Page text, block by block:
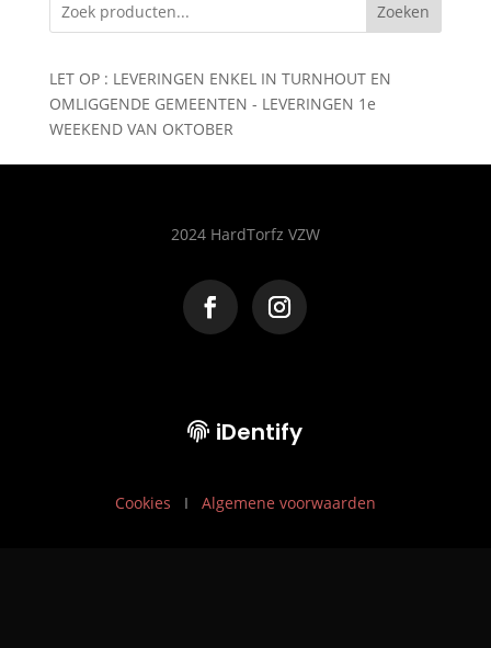
Zoeken
LET OP : LEVERINGEN ENKEL IN TURNHOUT EN
OMLIGGENDE GEMEENTEN - LEVERINGEN 1e
WEEKEND VAN OKTOBER
2024 HardTorfz VZW
iDentify
Cookies I Algemene voorwaarden